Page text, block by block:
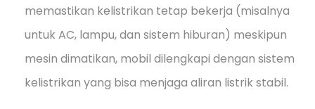
memastikan kelistrikan tetap bekerja (misalnya
untuk AC, lampu, dan sistem hiburan) meskipun
mesin dimatikan, mobil dilengkapi dengan sistem
kelistrikan yang bisa menjaga aliran listrik stabil.